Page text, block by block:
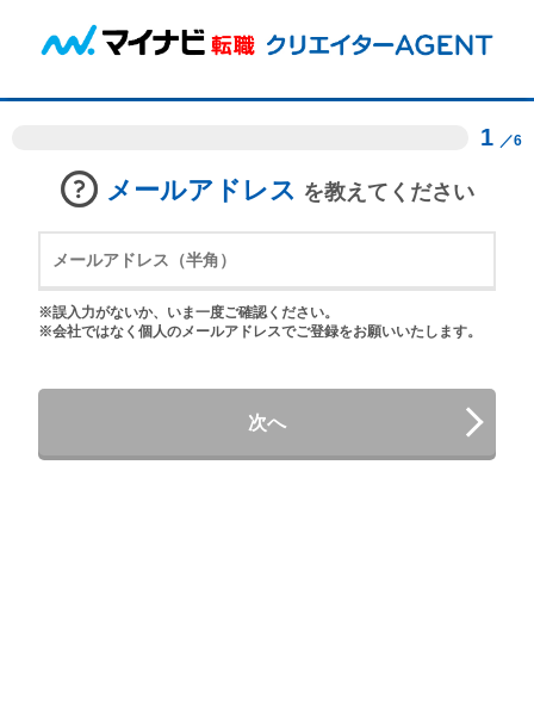
1 ／6
メールアドレス を教えてください
※誤入力がないか、いま一度ご確認ください。
※会社ではなく個人のメールアドレスでご登録をお願いいたします。
次へ